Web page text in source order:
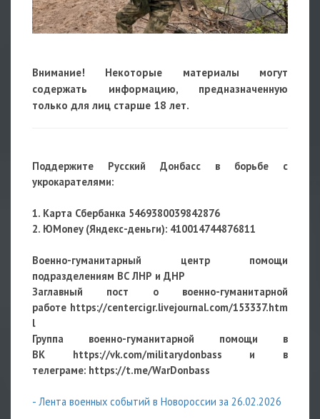
Внимание! Некоторые материалы могут
содержать информацию, предназначенную
только для лиц старше 18 лет.
Поддержите Русский Донбасс в борьбе с
укрокарателями:
1. Карта Сбербанка 5469380039842876
2. ЮMoney (Яндекс-деньги): 410014744876811
Военно-гуманитарный центр помощи
подразделениям ВС ЛНР и ДНР
Заглавный пост о военно-гуманитарной
работе https://centercigr.livejournal.com/153337.htm
l
Группа военно-гуманитарной помощи в
ВК https://vk.com/militarydonbass и в
телеграме: https://t.me/WarDonbass
- Лента военных событий в Новороссии за 26.02.2026